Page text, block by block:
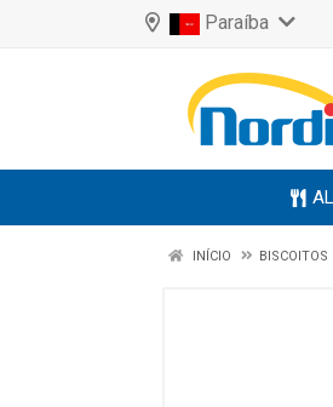
Paraíba
INÍCIO BISCOITOS